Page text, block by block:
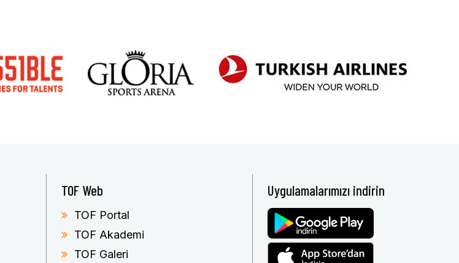
TOF Web
TOF Portal
TOF Akademi
TOF Galeri
Uygulamalarımızı indirin